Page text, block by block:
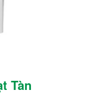
Tàn